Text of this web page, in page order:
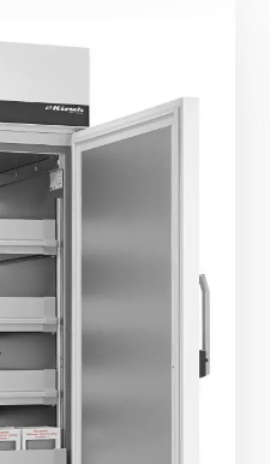
für den